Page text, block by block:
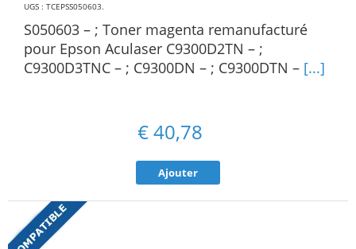
UGS : TCEPSS050603.
S050603 – ; Toner magenta remanufacturé
pour Epson Aculaser C9300D2TN – ;
C9300D3TNC – ; C9300DN – ; C9300DTN – [...]
€40,78
Ajouter